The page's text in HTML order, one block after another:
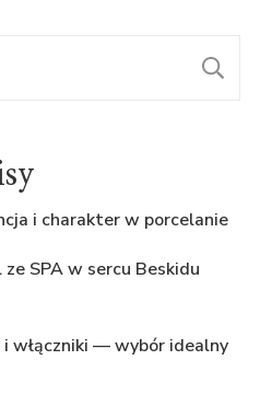
i charakter w porcelanie
SPA w sercu Beskidu
włączniki — wybór idealny